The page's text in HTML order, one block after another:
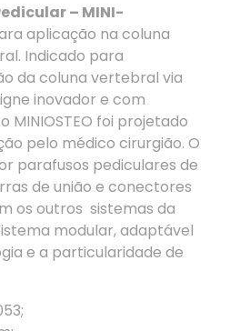
– MINI-
aplicação na coluna
Indicado para
da coluna vertebral via
inovador e com
MINIOSTEO foi projetado
pelo médico cirurgião. O
parafusos pediculares de
de união e conectores
os outros sistemas da
modular, adaptável
e a particularidade de